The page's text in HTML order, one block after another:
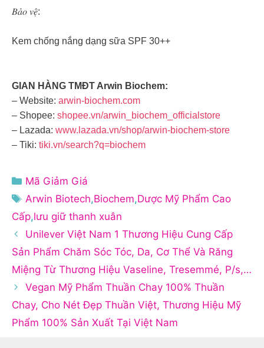
𝐵𝑎̉𝑜 𝑣𝑒̣̂:
Kem chống nắng dạng sữa SPF 30++
GIAN HÀNG TMĐT Arwin Biochem:
– Website: arwin-biochem.com
– Shopee: shopee.vn/arwin_biochem_officialstore
– Lazada: www.lazada.vn/shop/arwin-biochem-store
– Tiki: tiki.vn/search?q=biochem
Danh
mục
Mã Giảm Giá
Thẻ
Arwin Biotech,Biochem,Dược Mỹ Phẩm Cao
Cấp,lưu giữ thanh xuân
Unilever Việt Nam 1 Thương Hiệu Cung Cấp
Sản Phẩm Chăm Sóc Tóc, Da, Cơ Thể Và Răng
Miệng Từ Thương Hiệu Vaseline, Tresemmé, P/s,…
Vegan Mỹ Phẩm Thuần Chay 100% Thuần
Chay, Cho Nét Đẹp Thuần Việt, Thương Hiệu Mỹ
Phẩm 100% Sản Xuất Tại Việt Nam